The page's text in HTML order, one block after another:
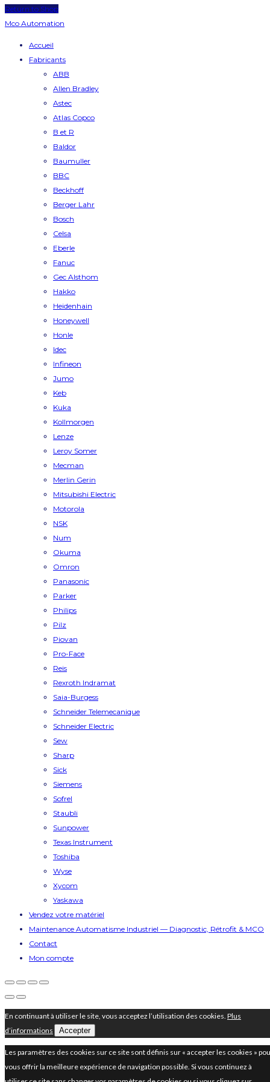
Return to Shop
Mco Automation
Accueil
Fabricants
ABB
Allen Bradley
Astec
Atlas Copco
B et R
Baldor
Baumuller
BBC
Beckhoff
Berger Lahr
Bosch
Celsa
Eberle
Fanuc
Gec Alsthom
Hakko
Heidenhain
Honeywell
Honle
Idec
Infineon
Jumo
Keb
Kuka
Kollmorgen
Lenze
Leroy Somer
Mecman
Merlin Gerin
Mitsubishi Electric
Motorola
NSK
Num
Okuma
Omron
Panasonic
Parker
Philips
Pilz
Piovan
Pro-Face
Reis
Rexroth Indramat
Saia-Burgess
Schneider Telemecanique
Schneider Electric
Sew
Sharp
Sick
Siemens
Sofrel
Staubli
Sunpower
Texas Instrument
Toshiba
Wyse
Xycom
Yaskawa
Vendez votre matériel
Maintenance Automatisme Industriel — Diagnostic, Rétrofit & MCO
Contact
Mon compte
En continuant à utiliser le site, vous acceptez l’utilisation des cookies. Plus
d’informations
Accepter
Les paramètres des cookies sur ce site sont définis sur « accepter les cookies »
vous offrir la meilleure expérience de navigation possible. Si vous continuez à